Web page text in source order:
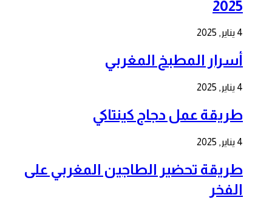
2025
4 يناير, 2025
أسرار المطبخ المغربي
4 يناير, 2025
طريقة عمل دجاج كينتاكي
4 يناير, 2025
طريقة تحضير الطاجين المغربي على
الفخر